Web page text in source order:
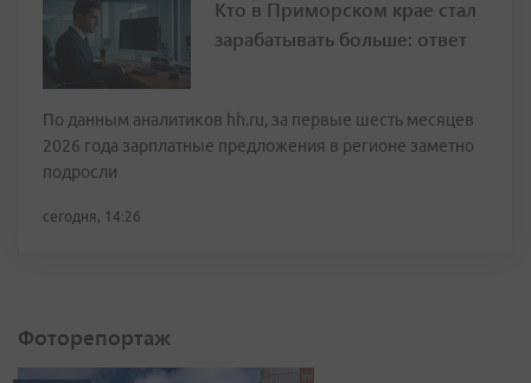
Кто в Приморском крае стал
зарабатывать больше: ответ
По данным аналитиков hh.ru, за первые шесть месяцев
2026 года зарплатные предложения в регионе заметно
подросли
сегодня, 14:26
Фоторепортаж